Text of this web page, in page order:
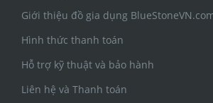
Giới thiệu đồ gia dụng
Hình thức thanh toán
Hỗ trợ kỹ thuật và bảo hành
Liên hệ và Thanh toán